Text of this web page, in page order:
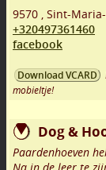
9570 , Sint-
+320497361460
facebook
Download VCARD
mobieltje!
Dog &
Paardenhoeven